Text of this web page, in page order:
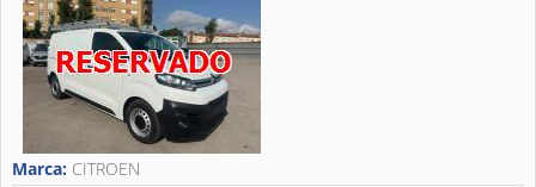
Marca: CITROEN